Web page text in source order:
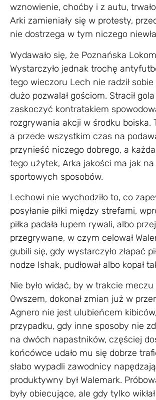
wznowienie, choćby i z autu,
Arki zamieniały się w protesty,
nie dostrzega w tym niczego
Wydawało się, że Poznańska
Wystarczyło jednak trochę
tego wieczoru Lech nie radził
dużo pozwalał gościom. Stracił
zaskoczyć kontratakiem
rozgrywania akcji w środku boiska.
a przede wszystkim czas na
przynieść niczego dobrego, a
tego użytek, Arka jakości ma jak
sportowych sposobów.
Lechowi nie wychodziło to, co
posyłanie piłki między strefami,
piłka padała łupem rywali, albo
przegrywane, w czym celował
gubili się, gdy wystarczyło złapać
nodze Ishak, pudłował albo kopał
Nie było widać, by w trakcie
Owszem, dokonał zmian już w
Agnero nie jest ulubieńcem
przypadku, gdy inne sposoby nie
na dwóch napastników, częściej
końcówce udało mu się dobrze
słabo wypadli zawodnicy
produktywny był Walemark.
były obiecujące, ale gdy tylko